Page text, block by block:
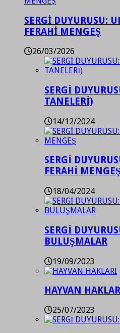
SERGİ DUYURUSU:
FERAHİ MENGEŞ
26/03/2026
SERGİ
TANELERİ)
14/12/2024
SERGİ
FERAHİ MENGEŞ
18/04/2024
SERGİ
BULUŞMALAR
19/09/2023
HAYVAN
25/07/2023